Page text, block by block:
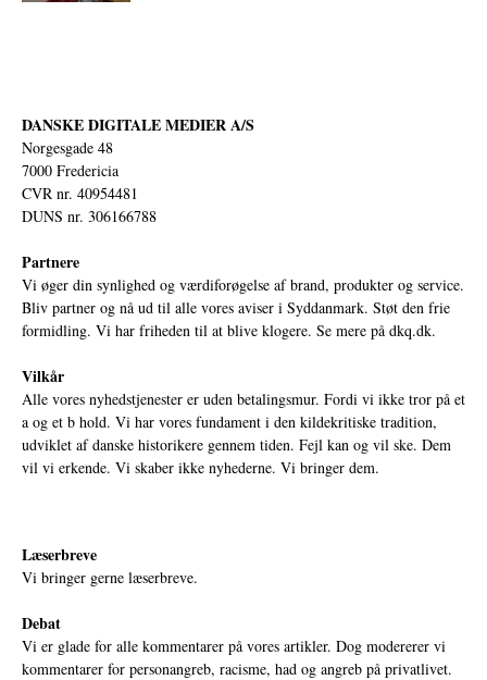
DANSKE DIGITALE MEDIER A/S
Norgesgade 48
7000 Fredericia
CVR nr. 40954481
DUNS nr. 306166788
Partnere
Vi øger din synlighed og værdiforøgelse af brand, produkter og service.
Bliv partner og nå ud til alle vores aviser i Syddanmark. Støt den frie
formidling. Vi har friheden til at blive klogere. Se mere på dkq.dk.
Vilkår
Alle vores nyhedstjenester er uden betalingsmur. Fordi vi ikke tror på et
a og et b hold. Vi har vores fundament i den kildekritiske tradition,
udviklet af danske historikere gennem tiden. Fejl kan og vil ske. Dem
vil vi erkende. Vi skaber ikke nyhederne. Vi bringer dem.
Læserbreve
Vi bringer gerne læserbreve.
Debat
Vi er glade for alle kommentarer på vores artikler. Dog modererer vi
kommentarer for personangreb, racisme, had og angreb på privatlivet.